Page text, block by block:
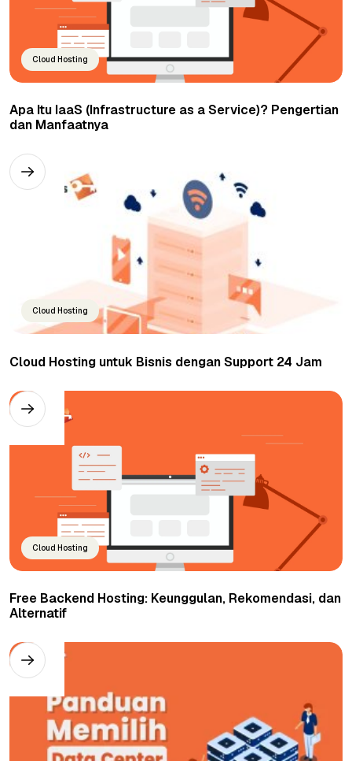
Cloud Hosting
Apa Itu IaaS (Infrastructure as a Service)? Pengertian
dan Manfaatnya
Cloud Hosting
Cloud Hosting untuk Bisnis dengan Support 24 Jam
Cloud Hosting
Free Backend Hosting: Keunggulan, Rekomendasi, dan
Alternatif